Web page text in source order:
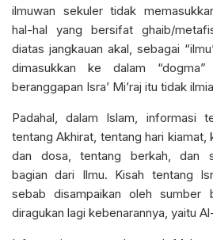
ilmuwan sekuler tidak
hal-hal yang bersifat ghaib/
diatas jangkauan akal, sebagai
dimasukkan ke dalam
beranggapan Isra’ Mi’raj itu tidak
Padahal, dalam Islam, informasi
tentang Akhirat, tentang hari kiamat,
dan dosa, tentang berkah, dan
bagian dari Ilmu. Kisah tentang
sebab disampaikan oleh sumber
diragukan lagi kebenarannya, yaitu